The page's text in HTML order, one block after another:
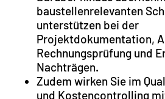
baustellenrelevanten
unterstützen bei der
Projektdokumentation,
Rechnungsprüfung und
Nachträgen.
Zudem wirken Sie im
und Kostencontrolling